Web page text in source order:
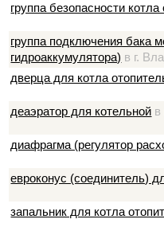
группа безопасности котла
группа подключения бака
гидроаккумулятора) в г.
дверца для котла
деаэратор для котельной в
диафрагма (регулятор
евроконус (соединитель)
запальник для котла